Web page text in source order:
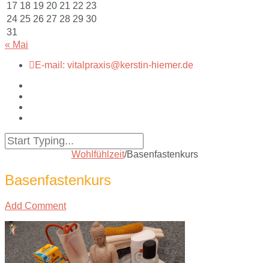
17 18 19 20 21 22 23
24 25 26 27 28 29 30
31
« Mai
E-mail: vitalpraxis@kerstin-hiemer.de
Wohlfühlzeit/Basenfastenkurs
Basenfastenkurs
Add Comment